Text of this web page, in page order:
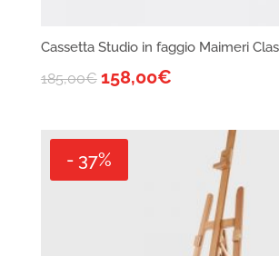
Cassetta Studio in faggio Maimeri
185,00€ 158,00€
- 37%